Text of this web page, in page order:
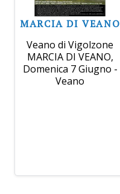
MARCIA DI VEANO
Veano di Vigolzone
MARCIA DI VEANO,
Domenica 7 Giugno -
Veano